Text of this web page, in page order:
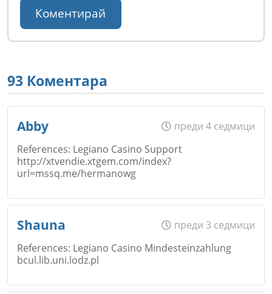
93 Коментара
Abby
преди 4 седмици
References: Legiano Casino Support
http://xtvendie.xtgem.com/index?
url=mssq.me/hermanowg
Email
Shauna
преди 3 седмици
References: Legiano Casino Mindesteinzahlung
bcul.lib.uni.lodz.pl